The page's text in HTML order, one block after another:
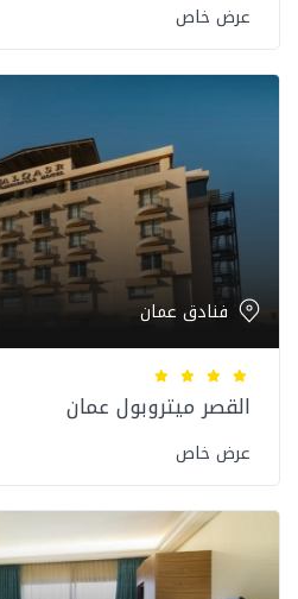
عرض خاص
فنادق عمان
القصر ميتروبول عمان
عرض خاص